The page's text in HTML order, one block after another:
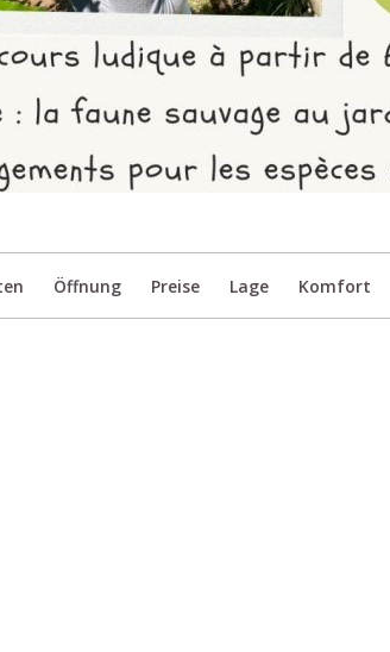
Öffnung Preise Lage Komfort